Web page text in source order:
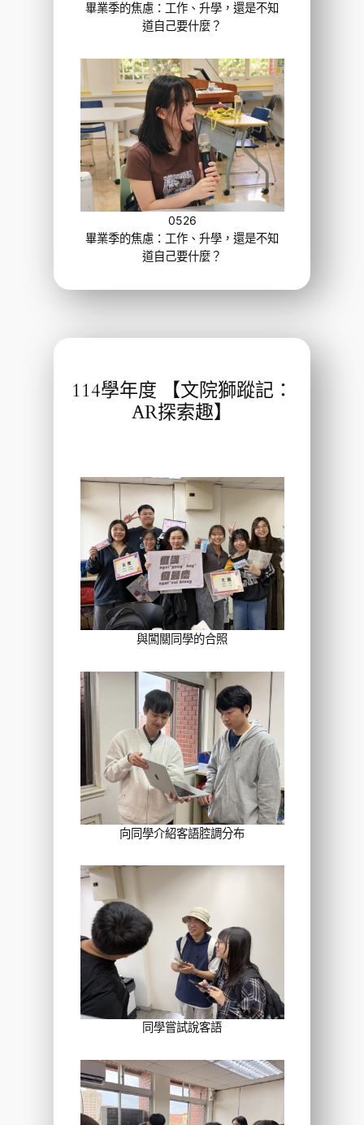
畢業季的焦慮：工作、升學，還是不知
道自己要什麼？
0526
畢業季的焦慮：工作、升學，還是不知
道自己要什麼？
114學年度 【文院獅蹤記：
AR探索趣】
與闖關同學的合照
向同學介紹客語腔調分布
同學嘗試說客語